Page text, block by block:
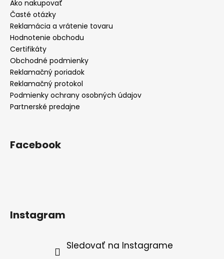
Ako nakupovať
Časté otázky
Reklamácia a vrátenie tovaru
Hodnotenie obchodu
Certifikáty
Obchodné podmienky
Reklamačný poriadok
Reklamačný protokol
Podmienky ochrany osobných údajov
Partnerské predajne
Facebook
Instagram
Sledovať na Instagrame